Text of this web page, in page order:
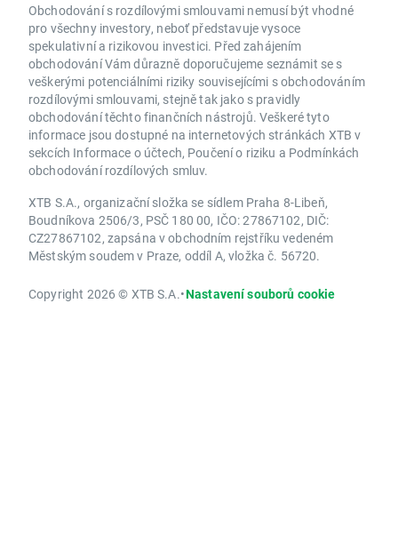
Obchodování s rozdílovými smlouvami nemusí být vhodné
pro všechny investory, neboť představuje vysoce
spekulativní a rizikovou investici. Před zahájením
obchodování Vám důrazně doporučujeme seznámit se s
veškerými potenciálními riziky souvisejícími s obchodováním
rozdílovými smlouvami, stejně tak jako s pravidly
obchodování těchto finančních nástrojů. Veškeré tyto
informace jsou dostupné na internetových stránkách XTB v
sekcích Informace o účtech, Poučení o riziku a Podmínkách
obchodování rozdílových smluv.
XTB S.A., organizační složka se sídlem Praha 8-Libeň,
Boudníkova 2506/3, PSČ 180 00, IČO: 27867102, DIČ:
CZ27867102, zapsána v obchodním rejstříku vedeném
Městským soudem v Praze, oddíl A, vložka č. 56720.
Copyright 2026 © XTB S.A.•Nastavení souborů cookie